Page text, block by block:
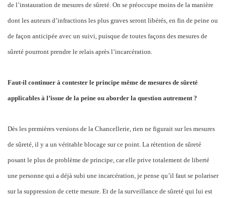
de l’instauration de mesures de sûreté. On se préoccupe moins de la manière
dont les auteurs d’infractions les plus graves seront libérés, en fin de peine ou
de façon anticipée avec un suivi, puisque de toutes façons des mesures de
sûreté pourront prendre le relais après l’incarcération.
Faut-il continuer à contester le principe même de mesures de sûreté
applicables à l’issue de la peine ou aborder la question autrement ?
Dès les premières versions de la Chancellerie, rien ne figurait sur les mesures
de sûreté, il y a un véritable blocage sur ce point. La rétention de sûreté
posant le plus de problème de principe, car elle prive totalement de liberté
une personne qui a déjà subi une incarcération, je pense qu’il faut se polariser
sur la suppression de cette mesure. Et de la surveillance de sûreté qui lui est